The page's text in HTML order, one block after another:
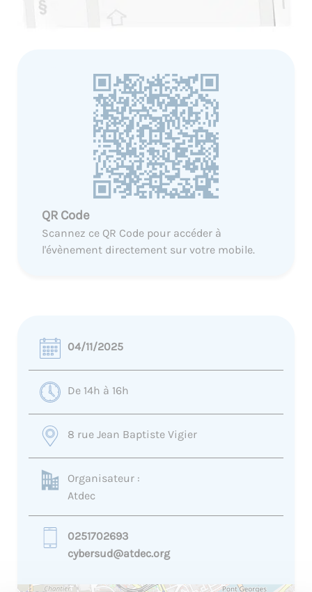
QR Code
Scannez ce QR Code pour accéder à
l'évènement directement sur votre mobile.
04/11/2025
De 14h à 16h
8 rue Jean Baptiste Vigier
Organisateur :
Atdec
0251702693
cybersud@atdec.org